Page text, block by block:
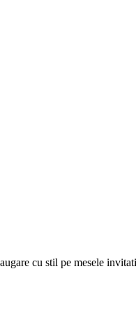
cu stil pe mesele